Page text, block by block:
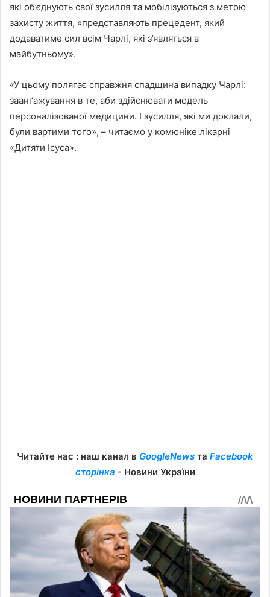
які об’єднують свої зусилля та мобілізуються з метою
захисту життя, «представляють прецедент, який
додаватиме сил всім Чарлі, які з’являться в
майбутньому».
«У цьому полягає справжня спадщина випадку Чарлі:
заанґажування в те, аби здійснювати модель
персоналізованої медицини. І зусилля, які ми доклали,
були вартими того», – читаємо у комюніке лікарні
«Дитяти Ісуса».
Читайте нас : наш канал в GoogleNews та Facebook
сторінка - Новини України